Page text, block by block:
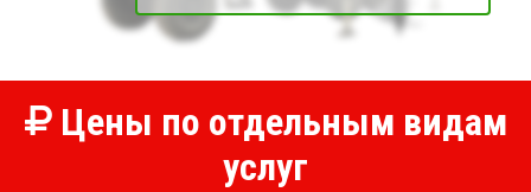
Цены по отдельным видам
услуг